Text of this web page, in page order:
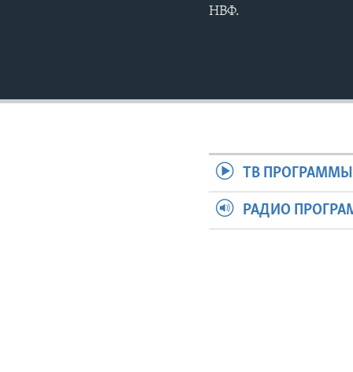
НВФ.
ТВ ПРОГРАММЫ
РАДИО